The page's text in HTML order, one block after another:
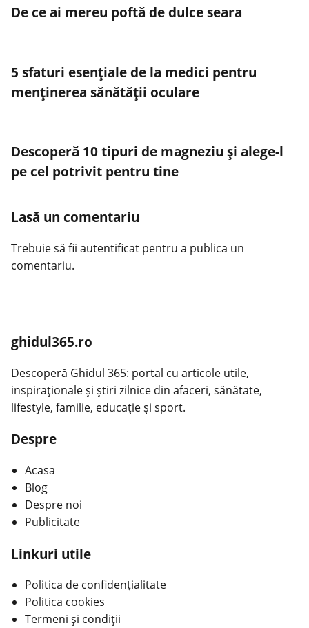
De ce ai mereu poftă de dulce seara
5 sfaturi esențiale de la medici pentru
menținerea sănătății oculare
Descoperă 10 tipuri de magneziu și alege-l
pe cel potrivit pentru tine
Lasă un comentariu
Trebuie să fii autentificat pentru a publica un
comentariu.
ghidul365.ro
Descoperă Ghidul 365: portal cu articole utile,
inspiraționale și știri zilnice din afaceri, sănătate,
lifestyle, familie, educație și sport.
Despre
Acasa
Blog
Despre noi
Publicitate
Linkuri utile
Politica de confidențialitate
Politica cookies
Termeni și condiții